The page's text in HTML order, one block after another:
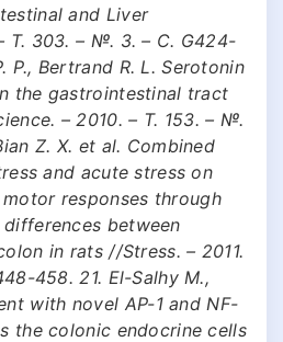
and Liver
Т. 303. – №. 3. – С. G424-
P., Bertrand R. L. Serotonin
the gastrointestinal tract
– 2010. – Т. 153. – №.
Z. X. et al. Combined
and acute stress on
responses through
between
in rats //Stress. – 2011.
458. 21. El-Salhy M.,
with novel AP-1 and NF-
the colonic endocrine cells